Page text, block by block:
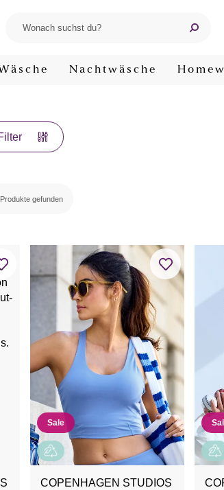
Nachtwäsche
gefunden
Sale
COPENHAGEN STUDIOS